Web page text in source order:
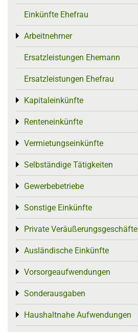
Einkünfte Ehefrau
Arbeitnehmer
Toggle menu
Ersatzleistungen Ehemann
Ersatzleistungen Ehefrau
Kapitaleinkünfte
Toggle menu
Renteneinkünfte
Toggle menu
Vermietungseinkünfte
Toggle menu
Selbständige Tätigkeiten
Toggle menu
Gewerbebetriebe
Toggle menu
Sonstige Einkünfte
Toggle menu
Private Veräußerungsgeschäfte
Toggle menu
Ausländische Einkünfte
Toggle menu
Vorsorgeaufwendungen
Toggle menu
Sonderausgaben
Toggle menu
Haushaltnahe Aufwendungen
Toggle menu